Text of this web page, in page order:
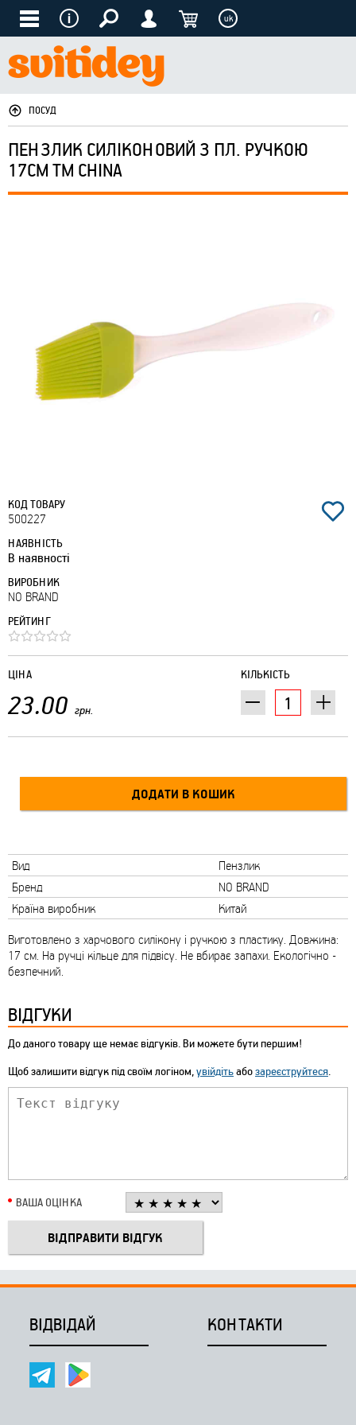
uk
ПОСУД
ПЕНЗЛИК СИЛІКОНОВИЙ З ПЛ. РУЧКОЮ
17СМ ТМ CHINA
КОД ТОВАРУ
500227
НАЯВНІСТЬ
В наявності
ВИРОБНИК
NO BRAND
РЕЙТИНГ
КІЛЬКІСТЬ
ЦІНА
23.00 грн.
Вид
Пензлик
Бренд
NO BRAND
Країна виробник
Китай
Виготовлено з харчового силікону і ручкою з пластику. Довжина:
17 см. На ручці кільце для підвісу. Не вбирає запахи. Екологічно -
безпечний.
ВІДГУКИ
До даного товару ще немає відгуків. Ви можете бути першим!
Щоб залишити відгук під своїм логіном,увійдітьабозареєструйтеся.
ВАША ОЦІНКА
ВІДВІДАЙ КОНТАКТИ